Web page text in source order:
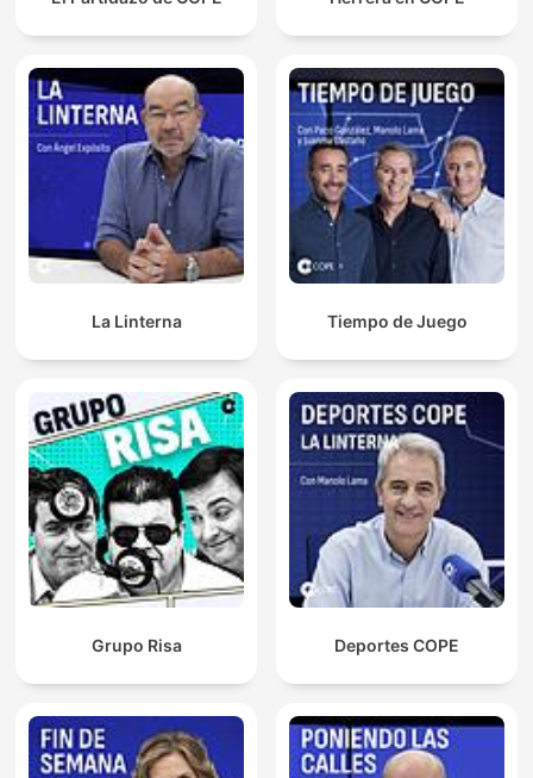
La Linterna Tiempo de Juego
Grupo Risa Deportes COPE